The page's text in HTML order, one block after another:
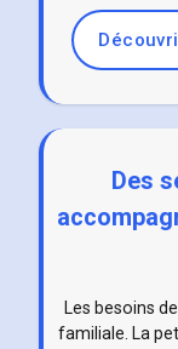
Des
Les besoins
familiale. La